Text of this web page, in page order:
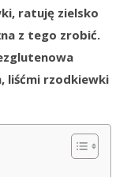
ratuję zielsko
z tego zrobić.
liśćmi rzodkiewki